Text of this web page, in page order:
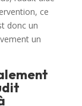
ce
donc un
un